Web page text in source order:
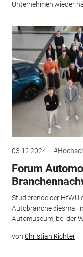
Unternehmen wieder
03.12.2024
Forum
Studierende der HfWU
Autobranche diesmal
Automuseum, bei der
von Christian Richter